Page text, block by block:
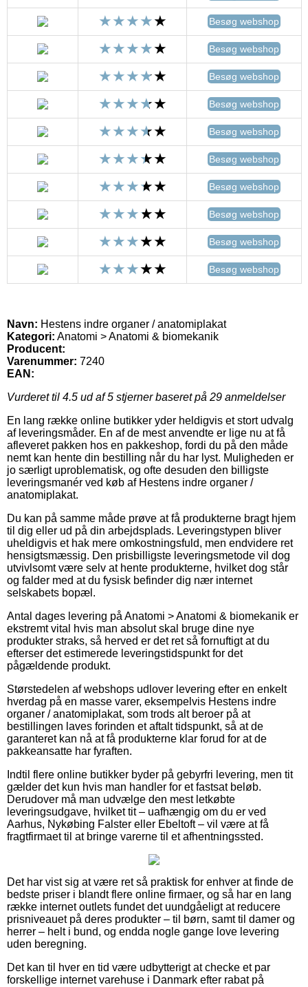
Besøg webshop
Besøg webshop
Besøg webshop
Besøg webshop
Besøg webshop
Besøg webshop
Besøg webshop
Besøg webshop
Besøg webshop
Besøg webshop
Navn: Hestens indre organer / anatomiplakat
Kategori: Anatomi > Anatomi & biomekanik
Producent:
Varenummer: 7240
EAN:
Vurderet til 4.5 ud af 5 stjerner baseret på 29 anmeldelser
En lang række online butikker yder heldigvis et stort udvalg
af leveringsmåder. En af de mest anvendte er lige nu at få
afleveret pakken hos en pakkeshop, fordi du på den måde
nemt kan hente din bestilling når du har lyst. Muligheden er
jo særligt uproblematisk, og ofte desuden den billigste
leveringsmanér ved køb af Hestens indre organer /
anatomiplakat.
Du kan på samme måde prøve at få produkterne bragt hjem
til dig eller ud på din arbejdsplads. Leveringstypen bliver
uheldigvis et hak mere omkostningsfuld, men endvidere ret
hensigtsmæssig. Den prisbilligste leveringsmetode vil dog
utvivlsomt være selv at hente produkterne, hvilket dog står
og falder med at du fysisk befinder dig nær internet
selskabets bopæl.
Antal dages levering på Anatomi > Anatomi & biomekanik er
ekstremt vital hvis man absolut skal bruge dine nye
produkter straks, så herved er det ret så fornuftigt at du
efterser det estimerede leveringstidspunkt for det
pågældende produkt.
Størstedelen af webshops udlover levering efter en enkelt
hverdag på en masse varer, eksempelvis Hestens indre
organer / anatomiplakat, som trods alt beroer på at
bestillingen laves forinden et aftalt tidspunkt, så at de
garanteret kan nå at få produkterne klar forud for at de
pakkeansatte har fyraften.
Indtil flere online butikker byder på gebyrfri levering, men tit
gælder det kun hvis man handler for et fastsat beløb.
Derudover må man udvælge den mest letkøbte
leveringsudgave, hvilket tit – uafhængig om du er ved
Aarhus, Nykøbing Falster eller Ebeltoft – vil være at få
fragtfirmaet til at bringe varerne til et afhentningssted.
Det har vist sig at være ret så praktisk for enhver at finde de
bedste priser i blandt flere online firmaer, og så har en lang
række internet outlets fundet det uundgåeligt at reducere
prisniveauet på deres produkter – til børn, samt til damer og
herrer – helt i bund, og endda nogle gange love levering
uden beregning.
Det kan til hver en tid være udbytterigt at checke et par
forskellige internet varehuse i Danmark efter rabat på